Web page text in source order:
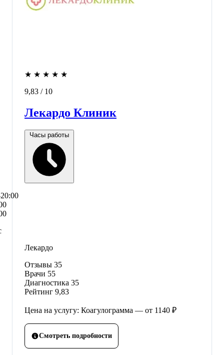
★ ★ ★ ★ ★
9,83 / 10
Лекардо Клиник
Часы работы
Лекардо
Отзывы 35
Врачи 55
Диагностика 35
Рейтинг 9,83
Цена на услугу: Коагулограмма — от 1140 ₽
Смотреть подробности